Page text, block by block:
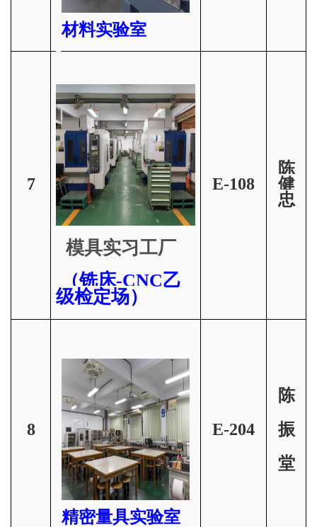
材料实验室
7
模具实习工厂
（铣床-CNC乙
级检定场）
E-108
陈
健
忠
8
精密量具实验室
E-204
陈
振
堂